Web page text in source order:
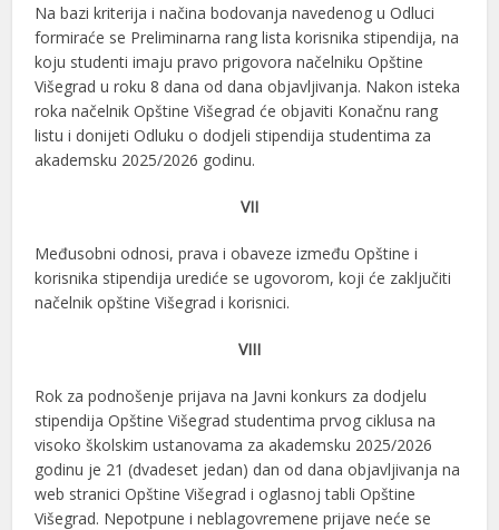
Na bazi kriterija i načina bodovanja navedenog u Odluci
formiraće se Preliminarna rang lista korisnika stipendija, na
koju studenti imaju pravo prigovora načelniku Opštine
Višegrad u roku 8 dana od dana objavljivanja. Nakon isteka
roka načelnik Opštine Višegrad će objaviti Konačnu rang
listu i donijeti Odluku o dodjeli stipendija studentima za
akademsku 2025/2026 godinu.
VII
Međusobni odnosi, prava i obaveze između Opštine i
korisnika stipendija urediće se ugovorom, koji će zaključiti
načelnik opštine Višegrad i korisnici.
VIII
Rok za podnošenje prijava na Javni konkurs za dodjelu
stipendija Opštine Višegrad studentima prvog ciklusa na
visoko školskim ustanovama za akademsku 2025/2026
godinu je 21 (dvadeset jedan) dan od dana objavljivanja na
web stranici Opštine Višegrad i oglasnoj tabli Opštine
Višegrad. Nepotpune i neblagovremene prijave neće se